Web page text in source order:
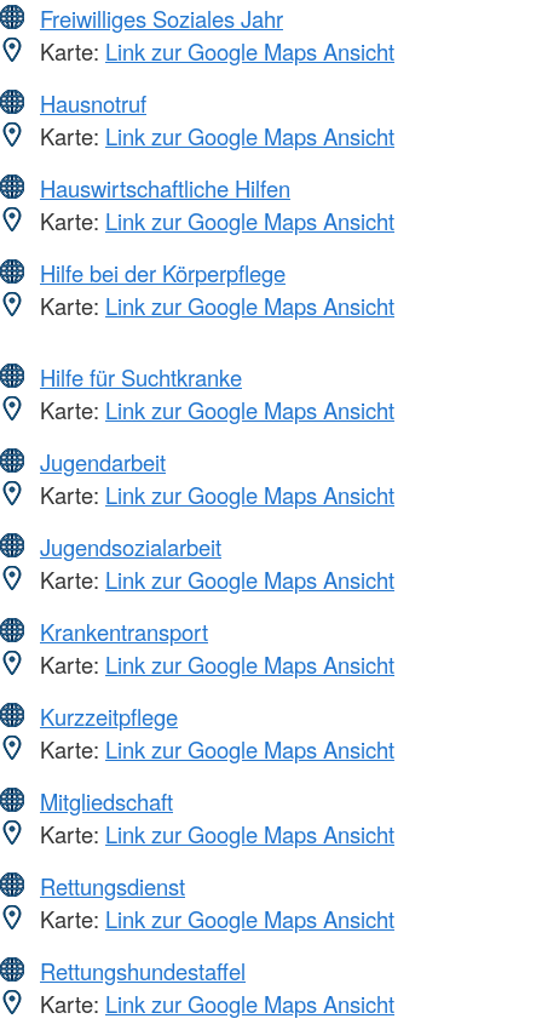
Freiwilliges Soziales Jahr
Karte: Link zur Google Maps Ansicht
Hausnotruf
Karte: Link zur Google Maps Ansicht
Hauswirtschaftliche Hilfen
Karte: Link zur Google Maps Ansicht
Hilfe bei der Körperpflege
Karte: Link zur Google Maps Ansicht
Hilfe für Suchtkranke
Karte: Link zur Google Maps Ansicht
Jugendarbeit
Karte: Link zur Google Maps Ansicht
Jugendsozialarbeit
Karte: Link zur Google Maps Ansicht
Krankentransport
Karte: Link zur Google Maps Ansicht
Kurzzeitpflege
Karte: Link zur Google Maps Ansicht
Mitgliedschaft
Karte: Link zur Google Maps Ansicht
Rettungsdienst
Karte: Link zur Google Maps Ansicht
Rettungshundestaffel
Karte: Link zur Google Maps Ansicht